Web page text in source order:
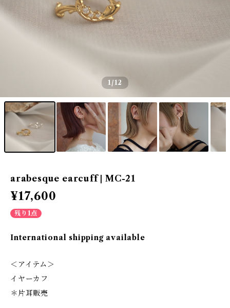
1/12
arabesque earcuff | MC-21
¥17,600
残り1点
International shipping available
＜アイテム＞
イヤーカフ
＊片耳販売